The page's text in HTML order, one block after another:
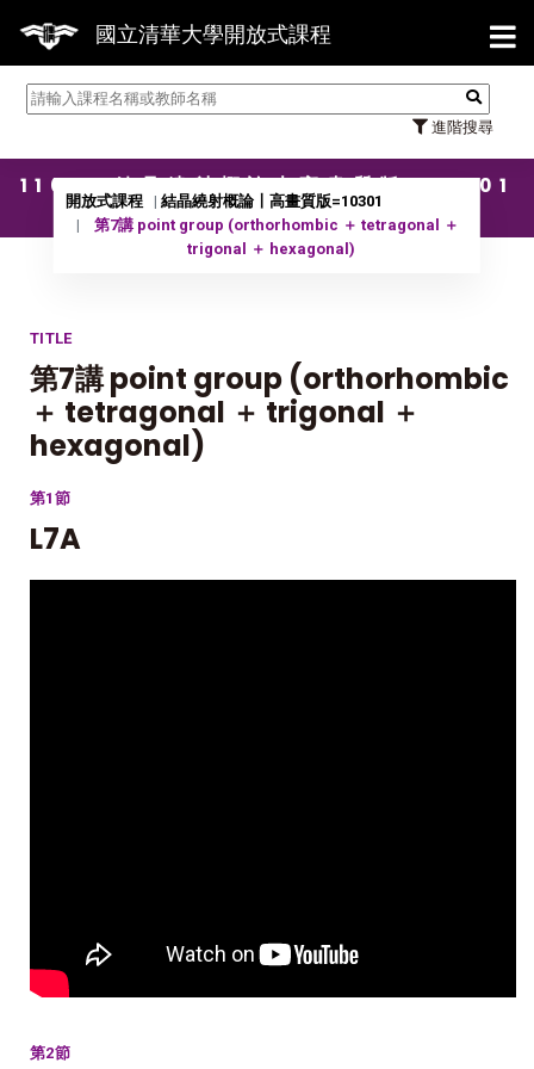
國立清華大學開放式課程
進階搜尋
【
11001 結晶繞射概論〡高畫質版=10301
開放式課程
結晶繞射概論〡高畫質版=10301
第7講 point group (orthorhombic ＋ tetragonal ＋
trigonal ＋ hexagonal)
TITLE
第7講 point group (orthorhombic
＋ tetragonal ＋ trigonal ＋
hexagonal)
第1節
L7A
第2節